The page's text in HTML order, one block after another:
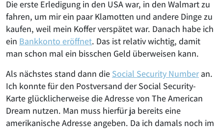
Die erste Erledigung in den USA war, in den Walmart zu
fahren, um mir ein paar Klamotten und andere Dinge zu
kaufen, weil mein Koffer verspätet war. Danach habe ich
ein Bankkonto eröffnet. Das ist relativ wichtig, damit
man schon mal ein bisschen Geld überweisen kann.
Als nächstes stand dann die Social Security Numberan.
Ich konnte für den Postversand der Social Security-
Karte glücklicherweise die Adresse von The American
Dream nutzen. Man muss hierfür ja bereits eine
amerikanische Adresse angeben. Da ich damals noch im